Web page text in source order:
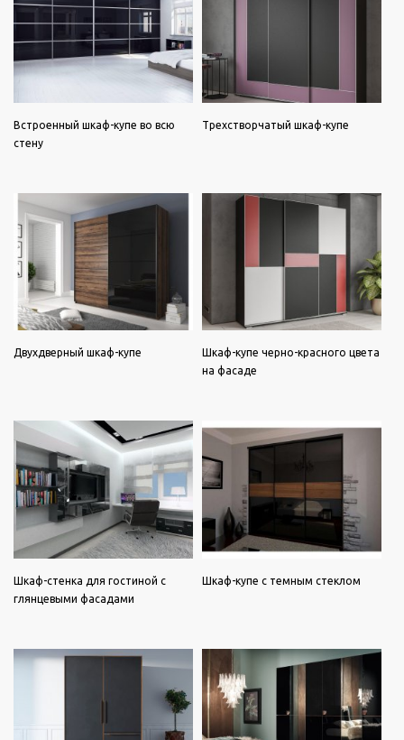
Встроенный шкаф-купе во всю
стену
Трехстворчатый шкаф-купе
Двухдверный шкаф-купе
Шкаф-купе черно-красного цвета
на фасаде
Шкаф-стенка для гостиной с
глянцевыми фасадами
Шкаф-купе с темным стеклом